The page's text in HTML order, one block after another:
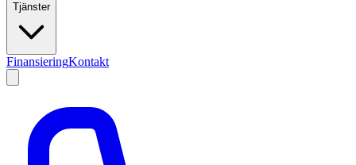
Tjänster
FinansieringKontakt